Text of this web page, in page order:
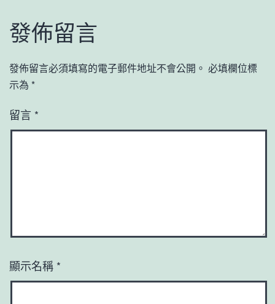
發佈留言
發佈留言必須填寫的電子郵件地址不會公開。 必填欄位標
示為 *
留言 *
顯示名稱 *